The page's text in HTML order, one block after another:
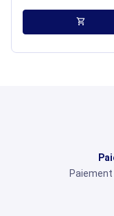
shopping_cart